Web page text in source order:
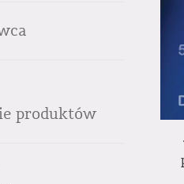
produktów